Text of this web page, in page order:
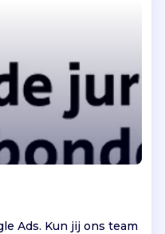
Ads. Kun jij ons team